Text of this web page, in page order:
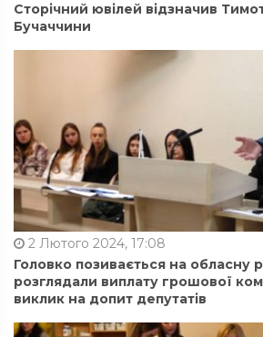
Сторічний ювілей відзначив
Бучаччини
2 Лютого 2024, 17:08
Головко позивається на обласну
розглядали виплату грошової
виклик на допит депутатів